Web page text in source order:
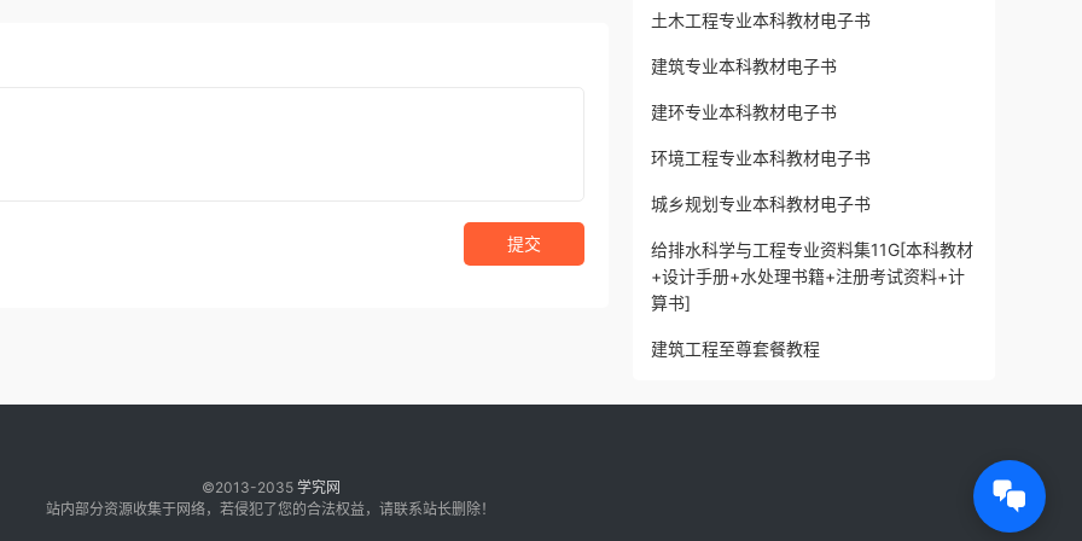
提交
土木工程专业本科教材电子书
建筑专业本科教材电子书
建环专业本科教材电子书
环境工程专业本科教材电子书
城乡规划专业本科教材电子书
给排水科学与工程专业资料集11G[本科教材
+设计手册+水处理书籍+注册考试资料+计
算书]
建筑工程至尊套餐教程
©2013-2035 学究网
站内部分资源收集于网络，若侵犯了您的合法权益，请联系站长删除！